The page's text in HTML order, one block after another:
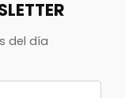
del día